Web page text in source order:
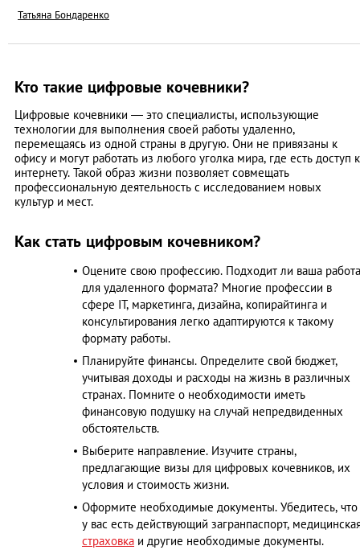
Татьяна Бондаренко
Кто такие цифровые кочевники?
Цифровые кочевники — это специалисты, использующие
технологии для выполнения своей работы удаленно,
перемещаясь из одной страны в другую. Они не привязаны к
офису и могут работать из любого уголка мира, где есть доступ к
интернету. Такой образ жизни позволяет совмещать
профессиональную деятельность с исследованием новых
культур и мест.
Как стать цифровым кочевником?
Оцените свою профессию. Подходит ли ваша работа
для удаленного формата? Многие профессии в
сфере IT, маркетинга, дизайна, копирайтинга и
консультирования легко адаптируются к такому
формату работы.
Планируйте финансы. Определите свой бюджет,
учитывая доходы и расходы на жизнь в различных
странах. Помните о необходимости иметь
финансовую подушку на случай непредвиденных
обстоятельств.​
Выберите направление. Изучите страны,
предлагающие визы для цифровых кочевников, их
условия и стоимость жизни.​
Оформите необходимые документы. Убедитесь, что
у вас есть действующий загранпаспорт,
страховка и другие необходимые документы.​